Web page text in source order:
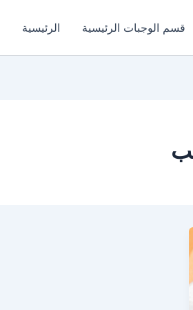
قسم الوجبات الرئيسية الرئيسية